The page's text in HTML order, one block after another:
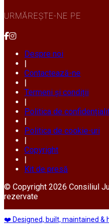
URMĂREȘTE-NE PE
Despre noi
|
Contactează-ne
|
Termeni și condiții
|
Politica de
|
Politica de cookie-uri
|
Copyright
|
Kit de presă
© Copyright 2026 Consiliul
rezervate
❤️ Designed, built, maintained &